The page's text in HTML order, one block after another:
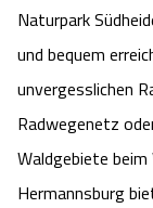
Naturpark
und bequem
unvergesslichen
Radwegenetz
Waldgebiete beim
Hermannsburg